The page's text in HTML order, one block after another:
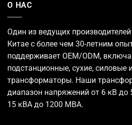
О НАС
Один из ведущих
Китае с более чем 30-летним
поддерживает OEM/ODM,
подстанционные, сухие, силовые
трансформаторы. Наши
диапазон напряжений от 6 кВ
15 кВА до 1200 МВА.